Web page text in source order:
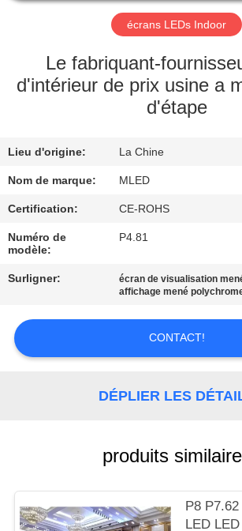
NOUS
VISITE
D'USINE
DE
QUALITÉ
COMPANY
NEWS
DU
SITE
écrans LEDs Indoor
Le fabriquant-
d'intérieur de prix usine a
d'étape
Lieu d'origine: La Chine
Nom de marque: MLED
Certification: CE-ROHS
Numéro de
modèle:
P4.81
Surligner: écran de visualisation
affichage mené
CONTACT!
DÉPLIER LES
produits
P8
LED